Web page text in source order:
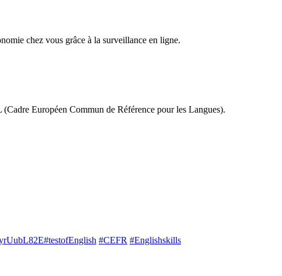
chez vous grâce à la surveillance en ligne.
Européen Commun de Référence pour les Langues).
#testofEnglish #CEFR #Englishskills